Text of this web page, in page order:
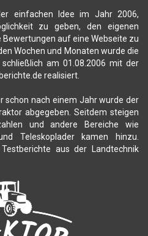
einfachen Idee im Jahr 2006,
zu geben, den eigenen
auf eine Webseite zu
Wochen und Monaten wurde die
am 01.08.2006 mit der
realisiert.
schon nach einem Jahr wurde der
abgegeben. Seitdem steigen
und andere Bereiche wie
Teleskoplader kamen hinzu.
aus der Landtechnik